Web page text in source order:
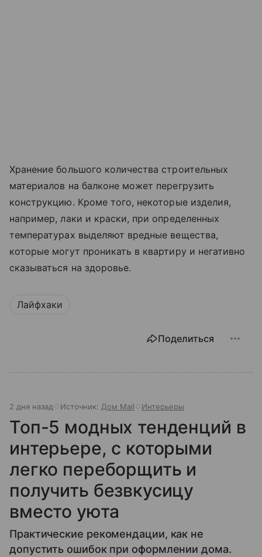
Хранение большого количества строительных
материалов на балконе может перегрузить
конструкцию. Кроме того, некоторые изделия,
например, лаки и краски, при определенных
температурах выделяют вредные вещества,
которые могут проникать в квартиру и негативно
сказываться на здоровье.
Лайфхаки
Поделиться
2 дня назад Источник: Дом Mail Интерьеры
Топ-5 модных тенденций в
интерьере, с которыми
легко переборщить и
получить безвкусицу
вместо уюта
Практические рекомендации, как не
допустить ошибок при оформлении дома.